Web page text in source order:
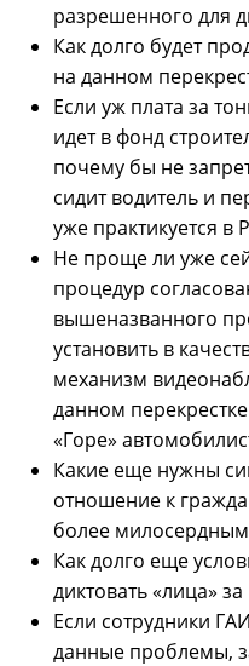
разрешенного для
Как долго будет
на данном
Если уж плата за
идет в фонд
почему бы не
сидит водитель и
уже практикуется в
Не проще ли уже
процедур
вышеназванного
установить в
механизм
данном
«Горе»
Какие еще нужны
отношение к
более
Как долго еще
диктовать «лица»
Если сотрудники
данные проблемы,